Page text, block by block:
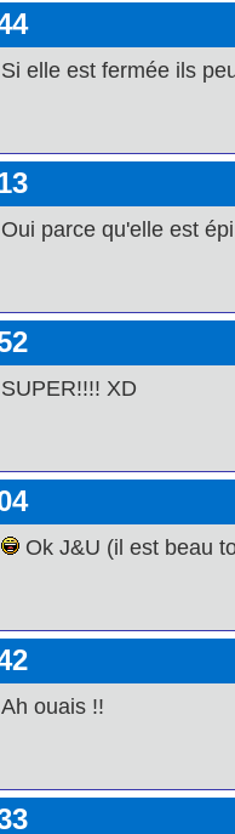
Si elle est fermée ils
Oui parce qu'elle est
SUPER!!!! XD
Ok J&U (il est beau
Ah ouais !!